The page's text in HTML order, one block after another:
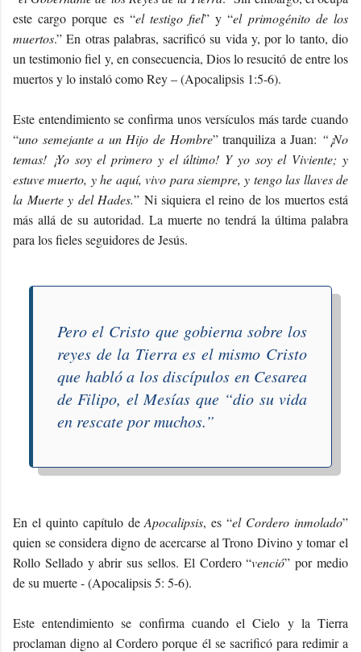
este cargo porque es “el testigo fiel” y “el primogénito de los
muertos.” En otras palabras, sacrificó su vida y, por lo tanto, dio
un testimonio fiel y, en consecuencia, Dios lo resucitó de entre los
muertos y lo instaló como Rey – (Apocalipsis 1:5-6).
Este entendimiento se confirma unos versículos más tarde cuando
“uno semejante a un Hijo de Hombre” tranquiliza a Juan: “¡No
temas! ¡Yo soy el primero y el último! Y yo soy el Viviente; y
estuve muerto, y he aquí, vivo para siempre, y tengo las llaves de
la Muerte y del Hades.” Ni siquiera el reino de los muertos está
más allá de su autoridad. La muerte no tendrá la última palabra
para los fieles seguidores de Jesús.
Pero el Cristo que gobierna sobre los
reyes de la Tierra es el mismo Cristo
que habló a los discípulos en Cesarea
de Filipo, el Mesías que “dio su vida
en rescate por muchos.”
En el quinto capítulo deApocalipsis, es “el Cordero inmolado”
quien se considera digno de acercarse al Trono Divino y tomar el
Rollo Sellado y abrir sus sellos. El Cordero “venció” por medio
de su muerte - (Apocalipsis 5: 5-6).
Este entendimiento se confirma cuando el Cielo y la Tierra
proclaman digno al Cordero porque él se sacrificó para redimir a